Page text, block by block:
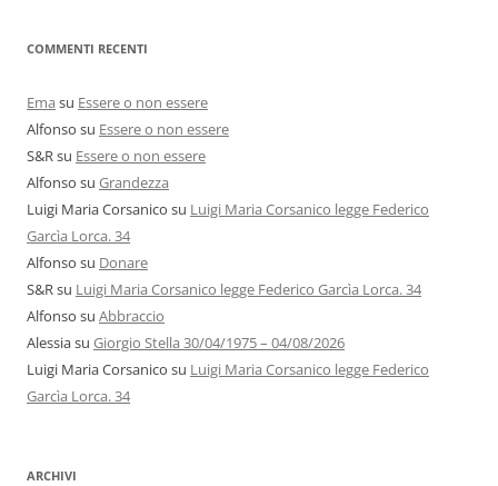
COMMENTI RECENTI
Ema su Essere o non essere
Alfonso su Essere o non essere
S&Rsu Essere o non essere
Alfonso su Grandezza
Luigi Maria Corsanico su Luigi Maria Corsanico legge Federico
Garcìa Lorca. 34
Alfonso su Donare
S&Rsu Luigi Maria Corsanico legge Federico Garcìa Lorca. 34
Alfonso su Abbraccio
Alessiasu Giorgio Stella 30/04/1975 – 04/08/2026
Luigi Maria Corsanico su Luigi Maria Corsanico legge Federico
Garcìa Lorca. 34
ARCHIVI